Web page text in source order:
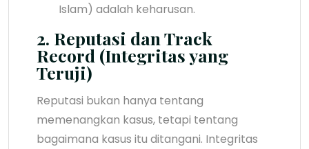
Islam) adalah keharusan.
2. Reputasi dan Track
Record (Integritas yang
Teruji)
Reputasi bukan hanya tentang
memenangkan kasus, tetapi tentang
bagaimana kasus itu ditangani. Integritas